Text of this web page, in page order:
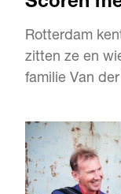
Rotterdam
zitten ze en
familie Van